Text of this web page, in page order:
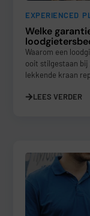
EXPERIENCED
Welke
Waarom een
ooit stilgestaan
lekkende kraan
LEES VERDER